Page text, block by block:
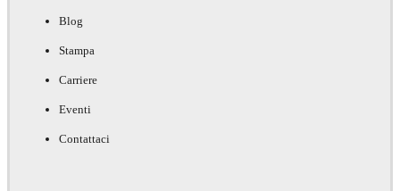
Blog
Stampa
Carriere
Eventi
Contattaci